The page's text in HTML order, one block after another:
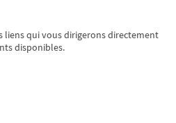
liens qui vous dirigerons directement
disponibles.